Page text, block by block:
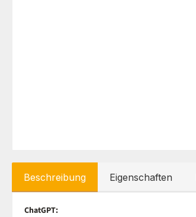
Beschreibung Eigenschaften
ChatGPT: